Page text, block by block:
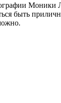
быть